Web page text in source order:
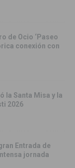
de Ocio ‘Paseo
conexión con
la Santa Misa y la
2026
Entrada de
jornada